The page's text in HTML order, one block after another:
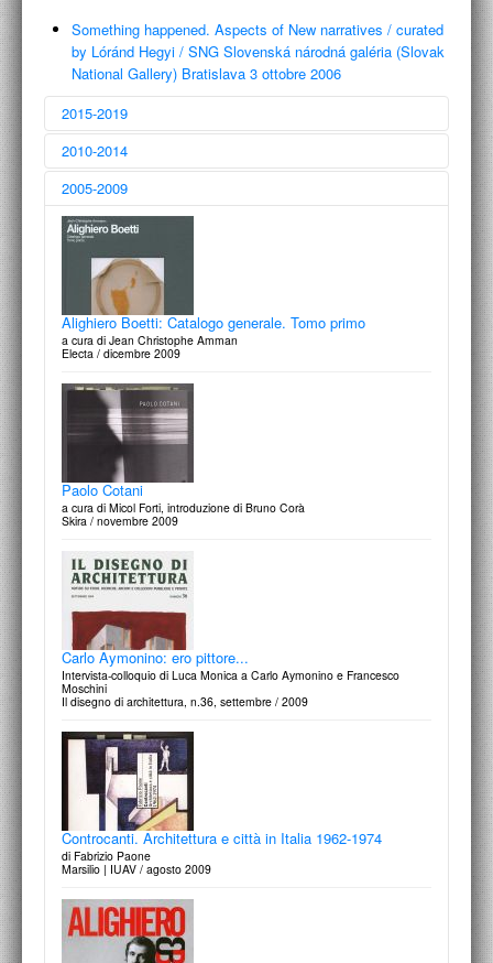
Something happened. Aspects of New narratives / curated
by Lóránd Hegyi / SNG Slovenská národná galéria (Slovak
National Gallery) Bratislava 3 ottobre 2006
2015-2019
Comunità Italia: Architettura / Città / Paesaggio 1945-
2000
a cura di Alberto Ferlenga e Marco Biraghi
Silvana Editoriale | La Triennale / 2015
Quarant’anni di storia raccontati attraverso libri, cataloghi
e collane.
di Rossella Martino
Segno, Attualità Internazionali d'Arte Contemporanea, n.252, marzo-
maggio / 2015
2010-2014
Carlo Aymonino: Arte, Architettura e Città, nel segno di
a cura di Vincenzo D'Alba e Francesco Maggiore
Segno, Attualità Internazionali d'Arte Contemporanea, n.248, aprile-
maggio / 2014
Bernardo Secchi - Paola Viganò | Steven Holl | Álvaro
Siza Vieira | Francesco Moschini - AAM
di Francesco Moschini, Lorenzo Pietropaolo, Stefania Suma
Il Poligrafo | Anfione Zeto, n.25, aprile / 2014
Collezionare l'architettura. Disegni d'autore
Intervista a Francesco Moschini di Laura Maggi e Alessandro Valente
Elle Decor, n.3, marzo / 2014
Again concerning the architect's responsibility / Ancora
sulle responsabilità dell'architetto
by / di Nicola Di Battista
Domus n.978, march | marzo / 2014
2005-2009
Alighiero Boetti: Catalogo generale. Tomo primo
a cura di Jean Christophe Amman
Electa / dicembre 2009
Paolo Cotani
a cura di Micol Forti, introduzione di Bruno Corà
Skira / novembre 2009
Carlo Aymonino: ero pittore...
Intervista-colloquio di Luca Monica a Carlo Aymonino e Francesco
Moschini
Il disegno di architettura, n.36, settembre / 2009
Controcanti. Architettura e città in Italia 1962-1974
di Fabrizio Paone
Marsilio | IUAV / agosto 2009